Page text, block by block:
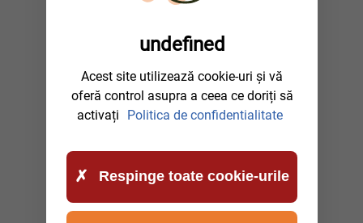
undefined
Acest site utilizează cookie-uri și vă
oferă control asupra a ceea ce doriți să
activați
Politica de confidentialitate
Respinge toate cookie-urile